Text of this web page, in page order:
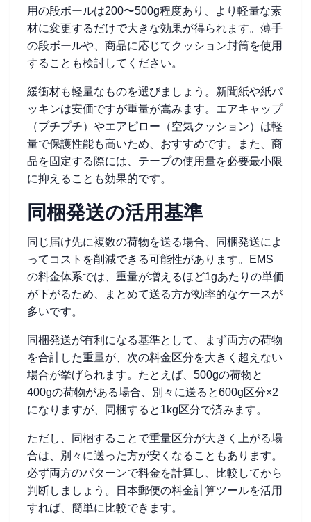
用の段ボールは200〜500g程度あり、より軽量な素
材に変更するだけで大きな効果が得られます。薄手
の段ボールや、商品に応じてクッション封筒を使用
することも検討してください。
緩衝材も軽量なものを選びましょう。新聞紙や紙パ
ッキンは安価ですが重量が嵩みます。エアキャップ
（プチプチ）やエアピロー（空気クッション）は軽
量で保護性能も高いため、おすすめです。また、商
品を固定する際には、テープの使用量を必要最小限
に抑えることも効果的です。
同梱発送の活用基準
同じ届け先に複数の荷物を送る場合、同梱発送によ
ってコストを削減できる可能性があります。EMS
の料金体系では、重量が増えるほど1gあたりの単価
が下がるため、まとめて送る方が効率的なケースが
多いです。
同梱発送が有利になる基準として、まず両方の荷物
を合計した重量が、次の料金区分を大きく超えない
場合が挙げられます。たとえば、500gの荷物と
400gの荷物がある場合、別々に送ると600g区分×2
になりますが、同梱すると1kg区分で済みます。
ただし、同梱することで重量区分が大きく上がる場
合は、別々に送った方が安くなることもあります。
必ず両方のパターンで料金を計算し、比較してから
判断しましょう。日本郵便の料金計算ツールを活用
すれば、簡単に比較できます。